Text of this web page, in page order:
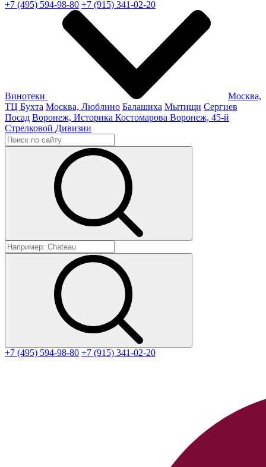
+7 (495) 594-98-80 +7 (915) 341-02-20
Винотеки
Москва,
ТЦ Бухта Москва, Люблино Балашиха Мытищи Сергиев
Посад Воронеж, Историка Костомарова Воронеж, 45-й
Стрелковой Дивизии
+7 (495) 594-98-80 +7 (915) 341-02-20